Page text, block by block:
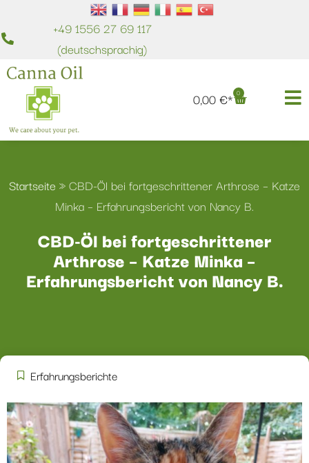
+49 1556 27 69 117
(deutschsprachig)
0,00€ 0
Startseite »CBD-Öl bei fortgeschrittener Arthrose – Katze
Minka – Erfahrungsbericht von Nancy B.
CBD-Öl bei fortgeschrittener
Arthrose – Katze Minka –
Erfahrungsbericht von Nancy B.
Erfahrungsberichte